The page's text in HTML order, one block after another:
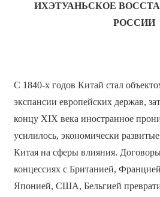
ИХЭТУАНЬСКОЕ
РОССИИ
С 1840-х годов Китай стал
экспансии европейских держав,
концу XIX века иностранное
усилилось, экономически
Китая на сферы влияния.
концессиях с Британией,
Японией, США, Бельгией